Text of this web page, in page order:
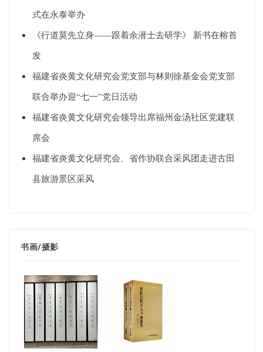
式在永泰举办
《行道莫先立身——跟着余潜士去研学》 新书在榕首
发
福建省炎黄文化研究会党支部与林则徐基金会党支部
联合举办迎“七一”党日活动
福建省炎黄文化研究会领导出席福州金汤社区党建联
席会
福建省炎黄文化研究会、省作协联合采风团走进古田
县旅游景区采风
书画/摄影